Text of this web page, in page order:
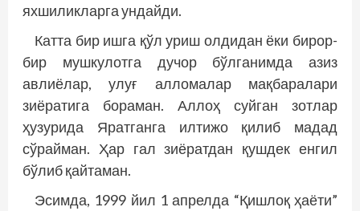
яхшиликларга ундайди.
Катта бир ишга қўл уриш олдидан ёки бирор-
бир мушкулотга дучор бўлганимда азиз
авлиёлар, улуғ алломалар мақбаралари
зиёратига бораман. Аллоҳ суйган зотлар
ҳузурида Яратганга илтижо қилиб мадад
сўрайман. Ҳар гал зиёратдан қушдек енгил
бўлиб қайтаман.
Эсимда, 1999 йил 1 апрелда “Қишлоқ ҳаёти”